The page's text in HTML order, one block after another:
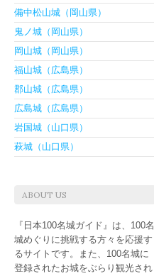
備中松山城（岡山県）
鬼ノ城（岡山県）
岡山城（岡山県）
福山城（広島県）
郡山城（広島県）
広島城（広島県）
岩国城（山口県）
萩城（山口県）
ABOUT US
『日本100名城ガイド』は、100名
城めぐりに挑戦する方々を応援す
るサイトです。また、100名城に
登録されたお城をぶらり観光され